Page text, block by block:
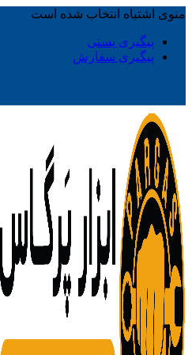
منوی اشتباه انتخاب شده است
پیگیری پستی
پیگیری سفارش